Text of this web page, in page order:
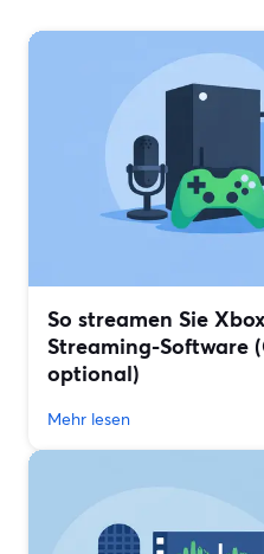
So streamen Sie
Streaming-Software
optional)
Mehr lesen